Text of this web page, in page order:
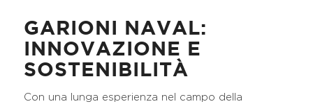
GARIONI NAVAL:
INNOVAZIONE E
SOSTENIBILITÀ
Con una lunga esperienza nel campo della